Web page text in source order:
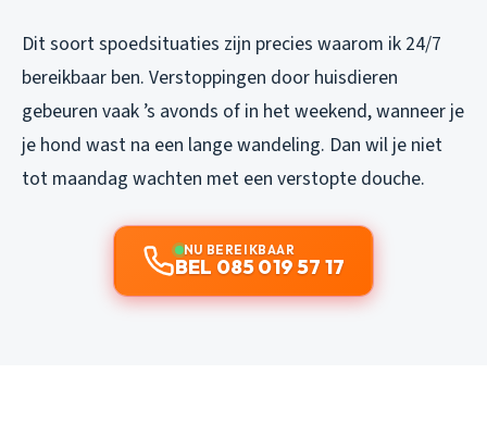
Dit soort spoedsituaties zijn precies waarom ik 24/7
bereikbaar ben. Verstoppingen door huisdieren
gebeuren vaak ’s avonds of in het weekend, wanneer je
je hond wast na een lange wandeling. Dan wil je niet
tot maandag wachten met een verstopte douche.
NU BEREIKBAAR
BEL 085 019 57 17